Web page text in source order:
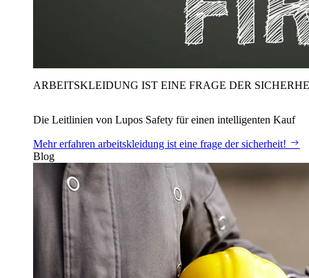
ARBEITSKLEIDUNG IST EINE FRAGE DER
Die Leitlinien von Lupos Safety für einen intelligenten Kauf
Mehr erfahren arbeitskleidung ist eine frage der sicherheit!
Blog